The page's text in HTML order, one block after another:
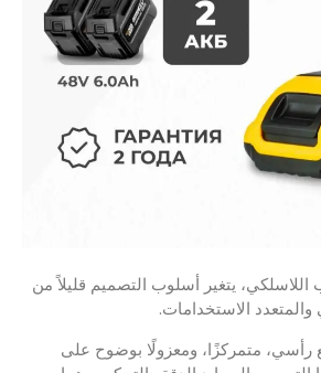
اللاسلكي، يتغير أسلوب التصميم قليلاً من
والمتعدد الاستخدامات.
متمركزًا، ومعزولًا بوضوح على